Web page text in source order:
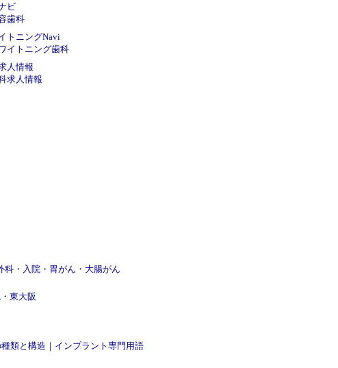
ビ
歯科
トニングNavi
イトニング歯科
人情報
求人情報
科 ・ 入院 ・ 胃がん ・ 大腸がん
・ 東大阪
類と構造 ｜ インプラント専門用語